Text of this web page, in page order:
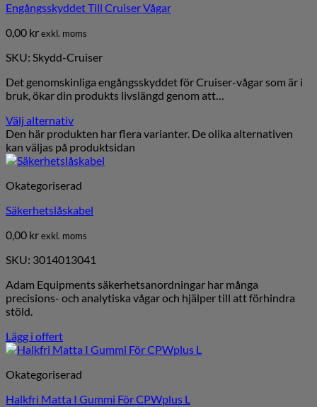
Engångsskyddet Till Cruiser Vågar
0,00 krexkl. moms
SKU: Skydd-Cruiser
Det genomskinliga engångsskyddet för Cruiser-vågar som är i
bruk, ökar din produkts livslängd genom att…
Välj alternativ
Den här produkten har flera varianter. De olika alternativen
kan väljas på produktsidan
Okategoriserad
Säkerhetslåskabel
0,00 krexkl. moms
SKU: 3014013041
Adam Equipments säkerhetsanordningar har många
precisions- och analytiska vågar och hjälper till att förhindra
stöld.
Lägg i offert
Okategoriserad
Halkfri Matta I Gummi För CPWplus L